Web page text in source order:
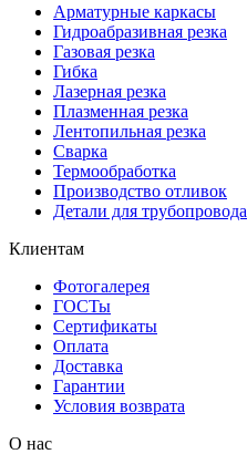
Арматурные каркасы
Гидроабразивная резка
Газовая резка
Гибка
Лазерная резка
Плазменная резка
Лентопильная резка
Сварка
Термообработка
Производство отливок
Детали для трубопровода
Клиентам
Фотогалерея
ГОСТы
Сертификаты
Оплата
Доставка
Гарантии
Условия возврата
О нас